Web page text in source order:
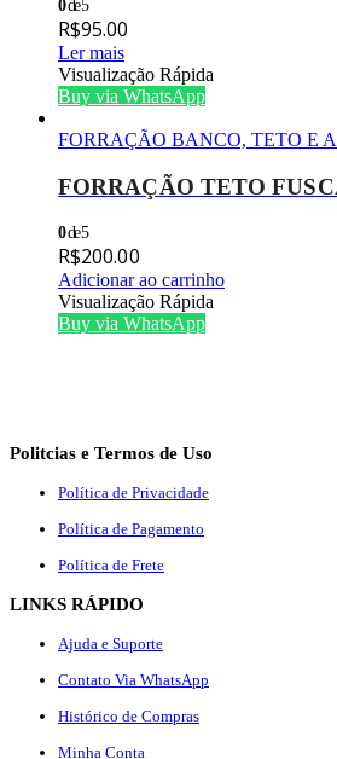
0de 5
R$95.00
Ler mais
Visualização Rápida
Buy via WhatsApp
FORRAÇÃO BANCO, TETO E
FORRAÇÃO TETO
0de 5
R$200.00
Adicionar ao carrinho
Visualização Rápida
Buy via WhatsApp
Politcias e Termos de Uso
Política de Privacidade
Política de Pagamento
Política de Frete
LINKS RÁPIDO
Ajuda e Suporte
Contato Via WhatsApp
Histórico de Compras
Minha Conta